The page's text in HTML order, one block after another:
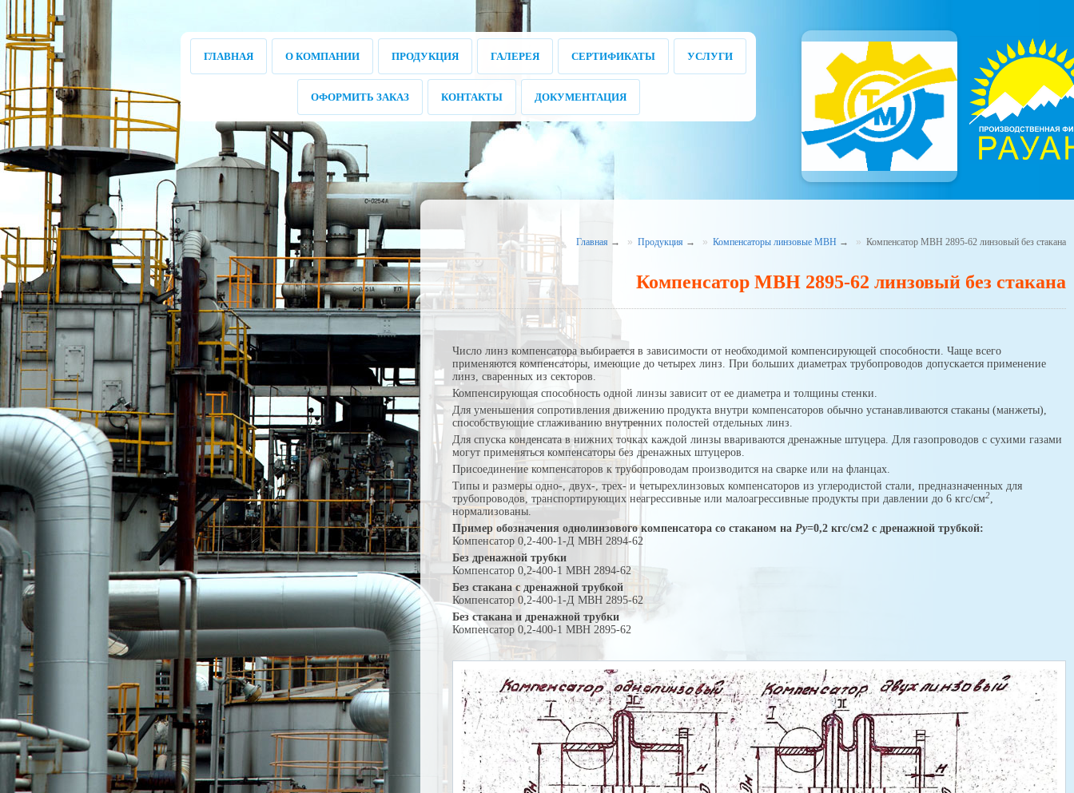
ГЛАВНАЯ О КОМПАНИИ ПРОДУКЦИЯ ГАЛЕРЕЯ СЕРТИФИКАТЫ УСЛУГИ
ОФОРМИТЬ ЗАКАЗ КОНТАКТЫ ДОКУМЕНТАЦИЯ
Главная → Продукция → Компенсаторы линзовые МВН → Компенсатор МВН 2895-62 линзовый без стакана
Компенсатор МВН 2895-62 линзовый без стакана
Число линз компенсатора выбирается в зависимости от необхо­димой компенсирующей способности. Чаще всего
применяются ком­пенсаторы, имеющие до четырех линз. При больших диаметрах тру­бопроводов допускается применение
линз, сваренных из секто­ров.
Компенсирующая способность одной линзы зависит от ее диамет­ра и толщины стенки.
Для уменьшения сопротивления движению продукта внутри компенсаторов обычно устанавливаются стаканы (манжеты),
спо­собствующие сглаживанию внутренних полостей отдельных линз.
Для спуска конденсата в нижних точках каждой линзы ввари­ваются дренажные штуцера. Для газопроводов с сухими га­зами
могут применяться компенсаторы без дренажных штуце­ров.
Присоединение компенсаторов к трубопроводам производится на сварке или на фланцах.
Типы и размеры одно-, двух-, трех- и четырехлинзовых компен­саторов из углеродистой стали, предназначенных для
трубопроводов, транспортирующих неагрессивные или малоагрессивные продукты при давлении до 6 кгс/см2,
нормализованы.
Пример обозначения однолинзового компенсатора со стаканом на Ру=0,2 кгс/см2 с дренажной трубкой:
Компенсатор 0,2-400-1-Д МВН 2894-62
Без дренажной трубки
Компенсатор 0,2-400-1 МВН 2894-62
Без стакана с дренажной трубкой
Компенсатор 0,2-400-1-Д МВН 2895-62
Без стакана и дренажной трубки
Компенсатор 0,2-400-1 МВН 2895-62